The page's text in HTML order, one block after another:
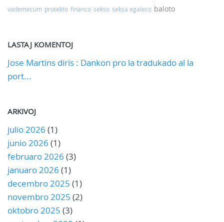
vademecum protekto financo sekso seksa egaleco baloto
LASTAJ KOMENTOJ
Jose Martins diris : Dankon pro la tradukado al la
port...
ARKIVOJ
julio 2026 (1)
junio 2026 (1)
februaro 2026 (3)
januaro 2026 (1)
decembro 2025 (1)
novembro 2025 (2)
oktobro 2025 (3)